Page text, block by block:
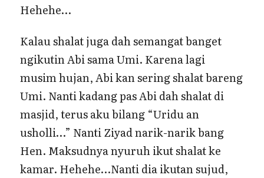
Hehehe…
Kalau shalat juga dah semangat banget
ngikutin Abi sama Umi. Karena lagi
musim hujan, Abi kan sering shalat bareng
Umi. Nanti kadang pas Abi dah shalat di
masjid, terus aku bilang “Uridu an
usholli…” Nanti Ziyad narik-narik bang
Hen. Maksudnya nyuruh ikut shalat ke
kamar. Hehehe…Nanti dia ikutan sujud,